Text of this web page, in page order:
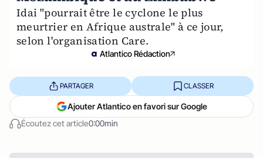
Idai "pourrait être le cyclone le plus
meurtrier en Afrique australe" à ce jour,
selon l'organisation Care.
Atlantico Rédaction
Écoutez cet article0:00min
PARTAGER CLASSER
Ajouter Atlantico en favori sur Google